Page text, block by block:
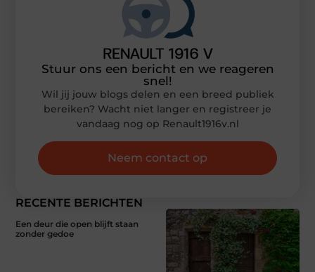
RECENTE BERICHTEN
Een deur die open blijft staan
zonder gedoe
Stuur ons een bericht en we reageren
snel!
Wil jij jouw blogs delen en een breed publiek
bereiken? Wacht niet langer en registreer je
vandaag nog op Renault1916v.nl
Neem contact op